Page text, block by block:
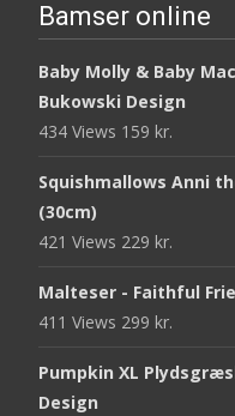
Bamser online
Baby Molly & Baby
Bukowski Design
434 Views 159 kr.
Squishmallows Anni
(30cm)
421 Views 229 kr.
Malteser - Faithful
411 Views 299 kr.
Pumpkin XL
Design